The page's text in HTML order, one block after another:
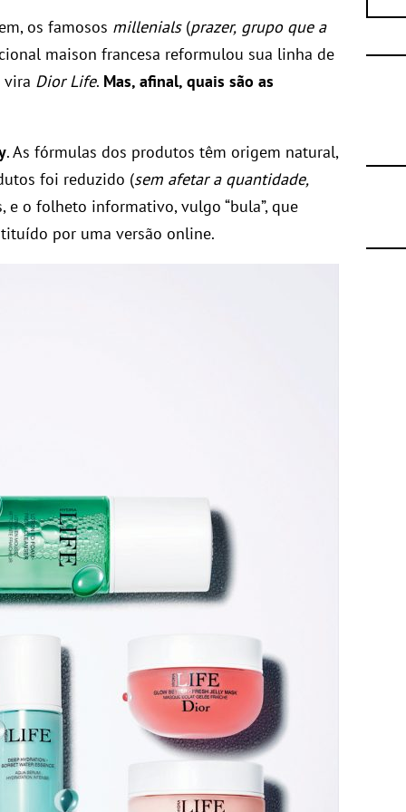
os famosos millenials(prazer, grupo que a
maison francesa reformulou sua linha de
vira Dior Life. Mas, afinal, quais são as
. As fórmulas dos produtos têm origem natural,
foi reduzido (sem afetar a quantidade,
e o folheto informativo, vulgo “bula”, que
por uma versão online.